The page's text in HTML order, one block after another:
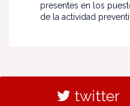
presentes en los
de la actividad
twitter